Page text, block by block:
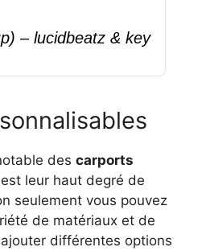
– lucidbeatz & key
des carports
est leur haut degré de
seulement vous pouvez
de matériaux et de
différentes options